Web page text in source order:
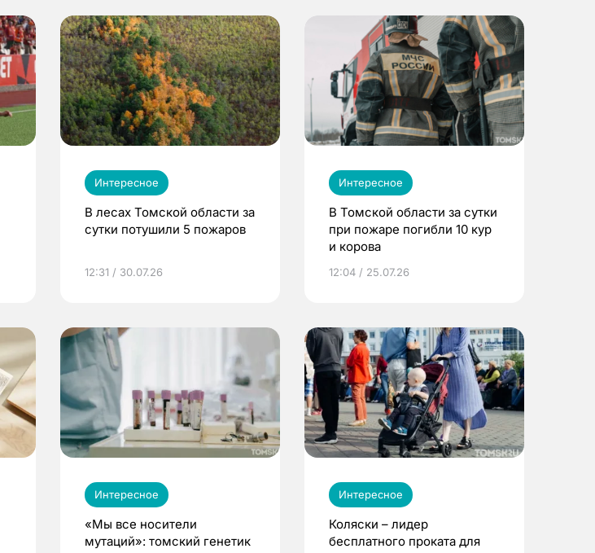
Интересное
В лесах Томской области за
сутки потушили 5 пожаров
12:31 / 30.07.26
Интересное
В Томской области за сутки
при пожаре погибли 10 кур
и корова
12:04 / 25.07.26
Интересное
«Мы все носители
мутаций»: томский генетик
Интересное
Коляски – лидер
бесплатного проката для